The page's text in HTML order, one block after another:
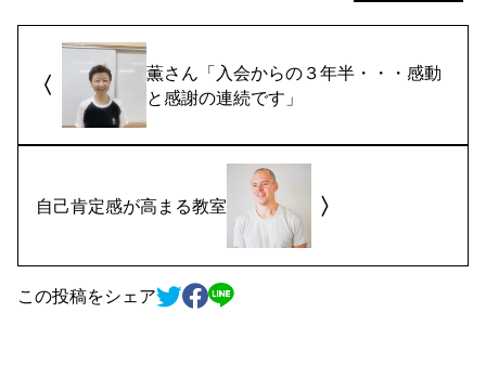
薫さん「入会からの３年半・・・感動
と感謝の連続です」
自己肯定感が高まる教室
この投稿をシェア